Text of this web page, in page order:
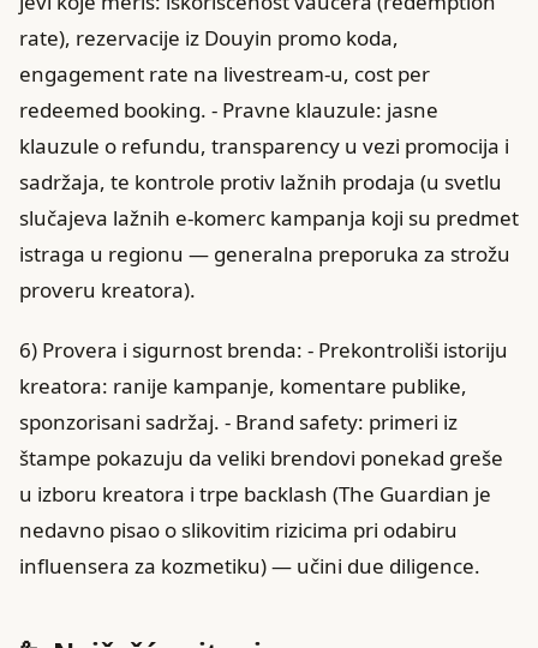
rate), rezervacije iz Douyin promo koda,
engagement rate na livestream-u, cost per
redeemed booking. - Pravne klauzule: jasne
klauzule o refundu, transparency u vezi promocija i
sadržaja, te kontrole protiv lažnih prodaja (u svetlu
slučajeva lažnih e-komerc kampanja koji su predmet
istraga u regionu — generalna preporuka za strožu
proveru kreatora).
6) Provera i sigurnost brenda: - Prekontroliši istoriju
kreatora: ranije kampanje, komentare publike,
sponzorisani sadržaj. - Brand safety: primeri iz
štampe pokazuju da veliki brendovi ponekad greše
u izboru kreatora i trpe backlash (The Guardian je
nedavno pisao o slikovitim rizicima pri odabiru
influensera za kozmetiku) — učini due diligence.